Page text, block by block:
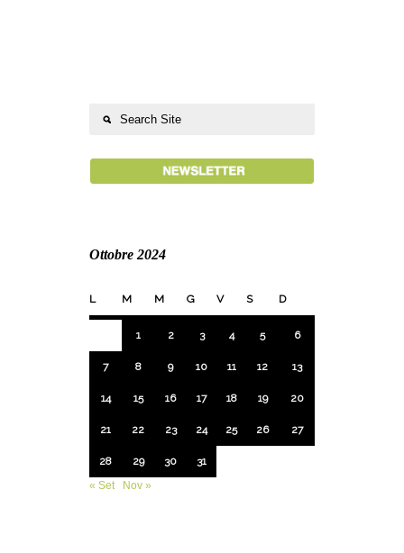
Ottobre 2024
L M M G V S D
1 2 3 4 5 6
7 8 9 10 11 12 13
14 15 16 17 18 19 20
21 22 23 24 25 26 27
28 29 30
31
« Set
Nov »